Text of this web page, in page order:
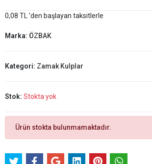
0,08 TL 'den başlayan taksitlerle
Marka: ÖZBAK
Kategori: Zamak Kulplar
Stok: Stokta yok
Ürün stokta bulunmamaktadır.